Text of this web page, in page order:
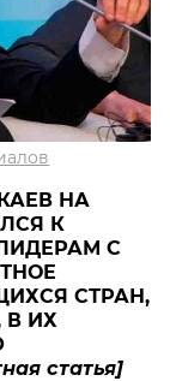
НА
К
С
СТРАН,
ИХ
статья]